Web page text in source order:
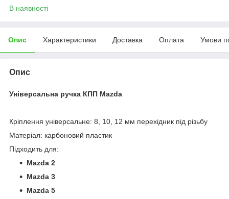
В наявності
Опис Характеристики Доставка Оплата Умови
Опис
Універсальна ручка КПП Mazda
Кріплення універсальне: 8, 10, 12 мм перехідник під різьбу
Матеріал: карбоновий пластик
Підходить для:
Mazda 2
Mazda 3
Mazda 5